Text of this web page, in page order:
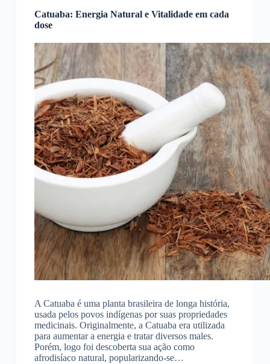
Catuaba: Energia Natural e Vitalidade em cada
dose
A Catuaba é uma planta brasileira de longa história,
usada pelos povos indígenas por suas propriedades
medicinais. Originalmente, a Catuaba era utilizada
para aumentar a energia e tratar diversos males.
Porém, logo foi descoberta sua ação como
afrodisíaco natural, popularizando-se…